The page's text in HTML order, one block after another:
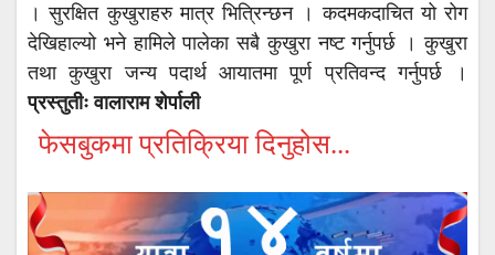
। सुरक्षित कुखुराहरु मात्र भित्रिन्छन । कदमकदाचित यो रोग
देखिहाल्यो भने हामिले पालेका सबै कुखुरा नष्ट गर्नुपर्छ । कुखुरा
तथा कुखुरा जन्य पदार्थ आयातमा पूर्ण प्रतिवन्द गर्नुपर्छ ।
प्रस्तुतीः वालाराम शेर्पाली
फेसबुकमा प्रतिक्रिया दिनुहोस...